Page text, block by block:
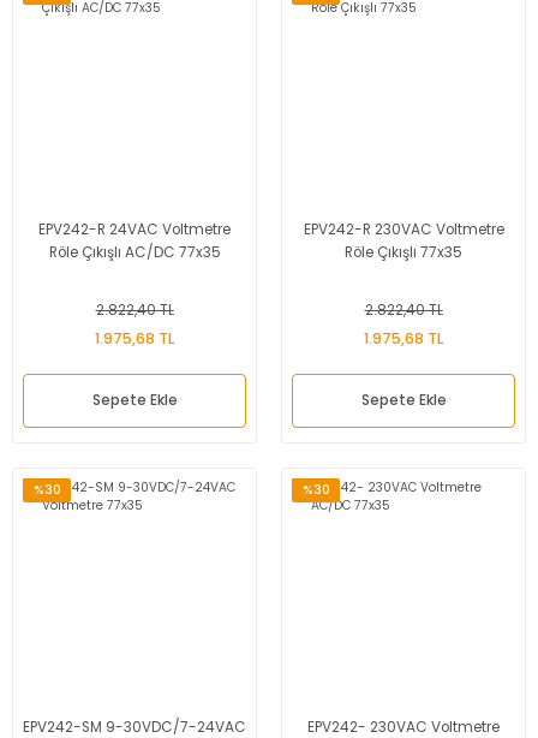
EPV242-R 24VAC Voltmetre
Röle Çıkışlı AC/DC 77x35
2.822,40 TL
1.975,68 TL
Sepete Ekle
EPV242-R 230VAC Voltmetre
Röle Çıkışlı 77x35
2.822,40 TL
1.975,68 TL
Sepete Ekle
%30
EPV242-SM 9-30VDC/7-24VAC
%30
EPV242- 230VAC Voltmetre